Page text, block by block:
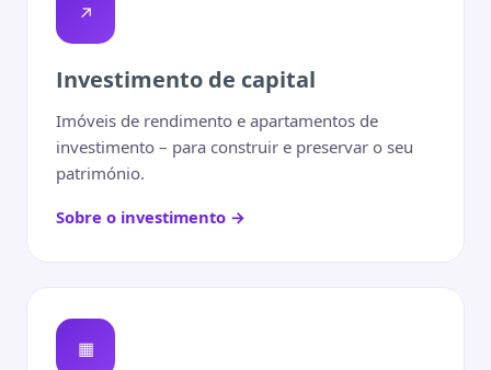
↗
Investimento de capital
Imóveis de rendimento e apartamentos de
investimento – para construir e preservar o seu
património.
Sobre o investimento →
▦